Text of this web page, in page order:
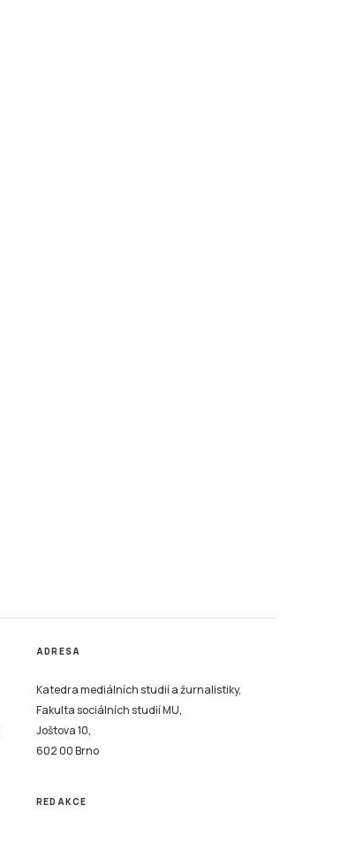
ADRESA
Katedra mediálních studií a žurnalistiky,
Fakulta sociálních studií MU,
Joštova 10,
602 00 Brno
REDAKCE